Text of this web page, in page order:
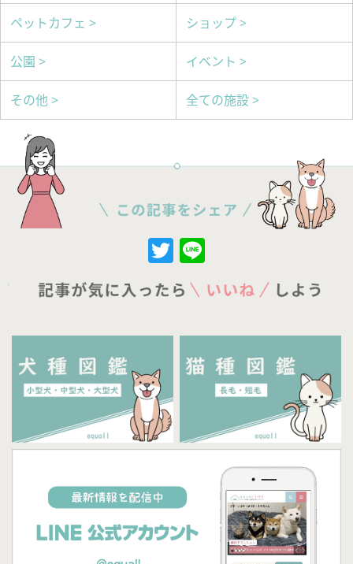
ペットカフェ > ショップ >
公園 > イベント >
その他 > 全ての施設 >
Twitter